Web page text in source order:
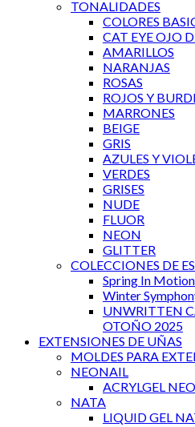
TONALIDADES
COLORES
CAT EYE OJO
AMARILLOS
NARANJAS
ROSAS
ROJOS Y
MARRONES
BEIGE
GRIS
AZULES Y
VERDES
GRISES
NUDE
FLUOR
NEON
GLITTER
COLECCIONES DE
Spring In
Winter
UNWRITTEN
OTOÑO 2025
EXTENSIONES DE UÑAS
MOLDES PARA
NEONAIL
ACRYLGEL
NATA
LIQUID GEL